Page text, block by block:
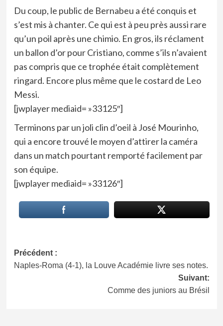
Du coup, le public de Bernabeu a été conquis et
s’est mis à chanter. Ce qui est à peu près aussi rare
qu’un poil après une chimio. En gros, ils réclament
un ballon d’or pour Cristiano, comme s’ils n’avaient
pas compris que ce trophée était complètement
ringard. Encore plus même que le costard de Leo
Messi.
[jwplayer mediaid= »33125″]
Terminons par un joli clin d’oeil à José Mourinho,
qui a encore trouvé le moyen d’attirer la caméra
dans un match pourtant remporté facilement par
son équipe.
[jwplayer mediaid= »33126″]
Navigation
d’article
Précédent :
Naples-Roma (4-1), la Louve Académie livre ses notes.
Suivant:
Comme des juniors au Brésil